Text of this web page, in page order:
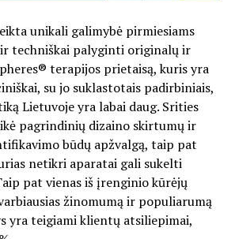
unikali galimybė pirmiesiams
techniškai palyginti originalų ir
terapijos prietaisą, kuris yra
su jo suklastotais padirbiniais,
Lietuvoje yra labai daug. Srities
pagrindinių dizaino skirtumų ir
būdų apžvalgą, taip pat
netikri aparatai gali sukelti
pat vienas iš įrenginio kūrėjų
žinomumą ir populiarumą
yra teigiami klientų atsiliepimai,